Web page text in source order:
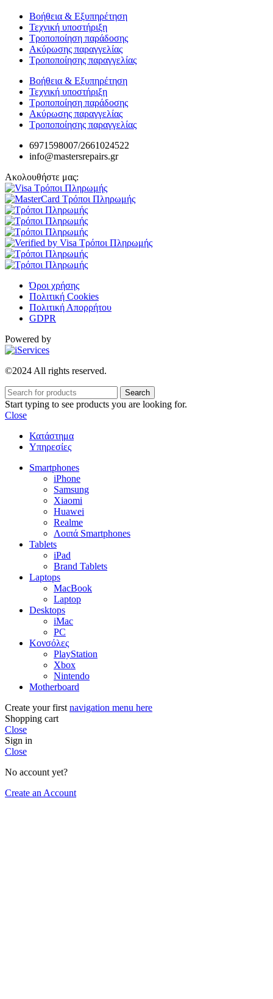
Βοήθεια & Εξυπηρέτηση
Τεχνική υποστήριξη
Τροποποίηση παράδοσης
Ακύρωσης παραγγελίας
Τροποποίησης παραγγελίας
Βοήθεια & Εξυπηρέτηση
Τεχνική υποστήριξη
Τροποποίηση παράδοσης
Ακύρωσης παραγγελίας
Τροποποίησης παραγγελίας
6971598007/2661024522
info@mastersrepairs.gr
Ακολουθήστε μας:
Όροι χρήσης
Πολιτική Cookies
Πολιτική Απορρήτου
GDPR
Powered by
©2024 All rights reserved.
Search
Start typing to see products you are looking for.
Close
Κατάστημα
Υπηρεσίες
Smartphones
iPhone
Samsung
Xiaomi
Huawei
Realme
Λοιπά Smartphones
Tablets
iPad
Brand Tablets
Laptops
MacBook
Laptop
Desktops
iMac
PC
Κονσόλες
PlayStation
Xbox
Nintendo
Motherboard
Create your first navigation menu here
Shopping cart
Close
Sign in
Close
No account yet?
Create an Account